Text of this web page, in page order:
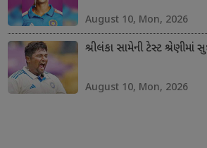
August 10, Mon, 2026
શ્રીલંકા સામેની ટેસ્ટ શ્રેણીમાં
August 10, Mon, 2026